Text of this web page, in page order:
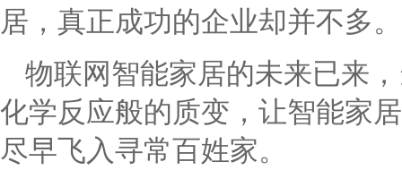
居，真正成功的企业却并不多。
物联网智能家居的未来已来
化学反应般的质变，让智能家
尽早飞入寻常百姓家。